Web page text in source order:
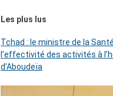
Les plus lus
Tchad : le ministre de la
l’effectivité des activités à
d’Aboudeïa